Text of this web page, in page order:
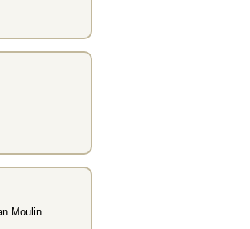
Moulin.